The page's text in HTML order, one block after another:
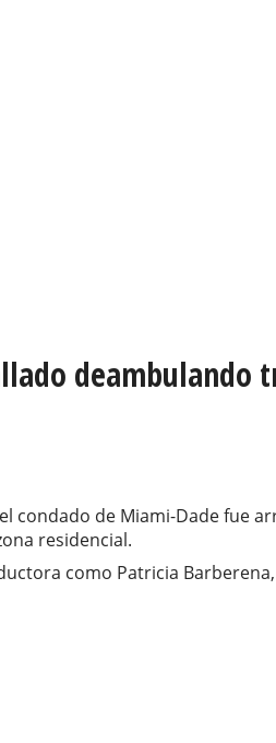
deambulando
condado de Miami-Dade fue
residencial.
como Patricia